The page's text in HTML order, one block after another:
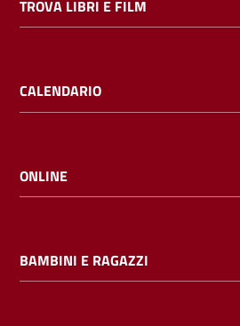
i
TROVA LIBRI E FILM
CALENDARIO
ONLINE
BAMBINI E RAGAZZI